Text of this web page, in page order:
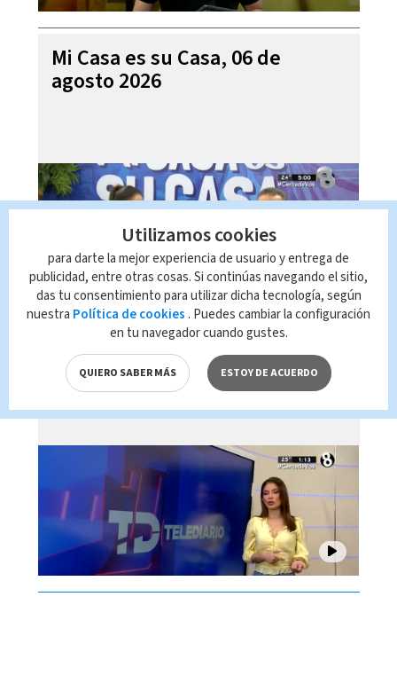
Mi Casa es su Casa, 06 de
agosto 2026
Telediario En Directo con Paula
Brenes, 06 de agosto 2026
Utilizamos cookies
para darte la mejor experiencia de usuario y entrega de
publicidad, entre otras cosas. Si continúas navegando el sitio,
das tu consentimiento para utilizar dicha tecnología, según
nuestra Política de cookies . Puedes cambiar la configuración
en tu navegador cuando gustes.
QUIERO SABER MÁS ESTOY DE ACUERDO